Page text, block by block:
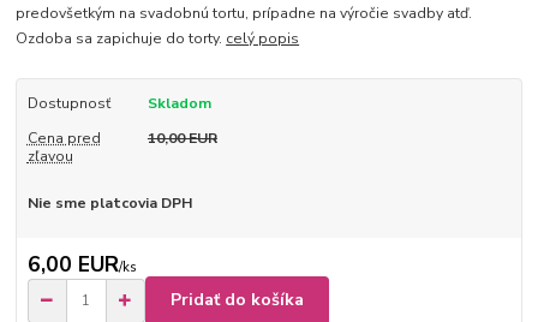
predovšetkým na svadobnú tortu, prípadne na výročie svadby atď.
Ozdoba sa zapichuje do torty. celý popis
Dostupnosť
Skladom
Cena pred
zľavou
10,00 EUR
Nie sme platcovia DPH
6,00 EUR/ks
Pridať do košíka